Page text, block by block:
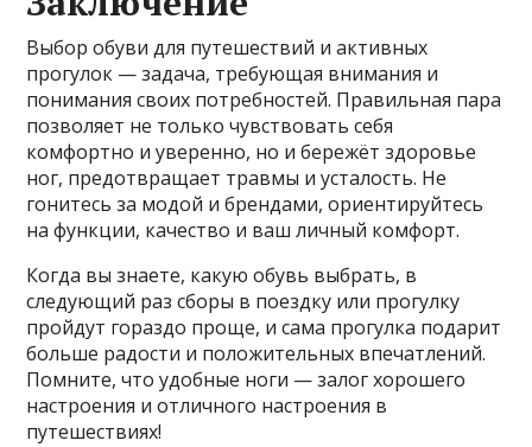
Выбор обуви для путешествий и активных
прогулок — задача, требующая внимания и
понимания своих потребностей. Правильная пара
позволяет не только чувствовать себя
комфортно и уверенно, но и бережёт здоровье
ног, предотвращает травмы и усталость. Не
гонитесь за модой и брендами, ориентируйтесь
на функции, качество и ваш личный комфорт.
Когда вы знаете, какую обувь выбрать, в
следующий раз сборы в поездку или прогулку
пройдут гораздо проще, и сама прогулка подарит
больше радости и положительных впечатлений.
Помните, что удобные ноги — залог хорошего
настроения и отличного настроения в
путешествиях!